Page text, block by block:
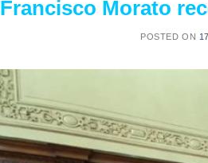
Francisco Morato
POSTED ON